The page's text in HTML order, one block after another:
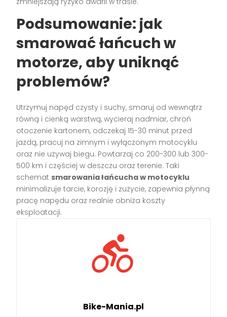
Podsumowanie: jak
smarować łańcuch w
motorze, aby uniknąć
problemów?
Utrzymuj napęd czysty i suchy, smaruj od wewnątrz
równą i cienką warstwą, wycieraj nadmiar, chroń
otoczenie kartonem, odczekaj 15-30 minut przed
jazdą, pracuj na zimnym i wyłączonym motocyklu
oraz nie używaj biegu. Powtarzaj co 200-300 lub 300-
500 km i częściej w deszczu oraz terenie. Taki
schemat smarowania łańcucha w motocyklu
minimalizuje tarcie, korozję i zużycie, zapewnia płynną
pracę napędu oraz realnie obniża koszty
eksploatacji.
Bike-Mania.pl